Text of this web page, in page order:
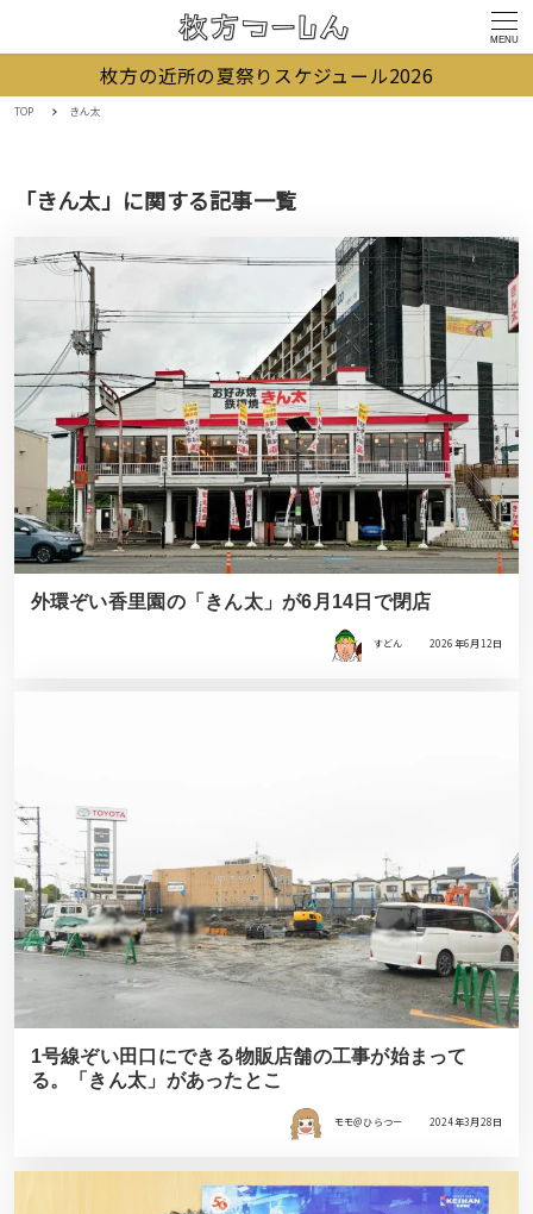
MENU
枚方の近所の夏祭りスケジュール2026
TOP きん太
「きん太」に関する記事一覧
外環ぞい香里園の「きん太」が6月14日で閉店
すどん 2026年6月12日
1号線ぞい田口にできる物販店舗の工事が始まって
る。「きん太」があったとこ
モモ＠ひらつー 2024年3月28日